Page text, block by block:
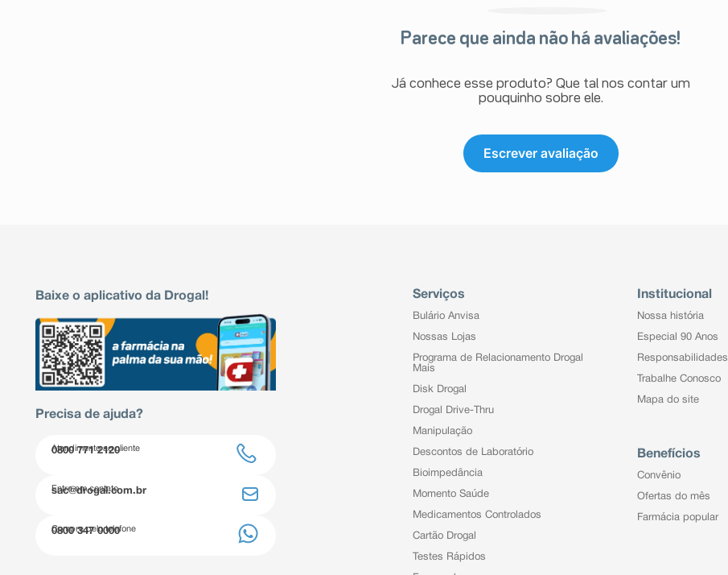
Parece que ainda não há avaliações!
Já conhece esse produto? Que tal nos contar um
pouquinho sobre ele.
Escrever avaliação
Baixe o aplicativo da Drogal!
Precisa de ajuda?
Atendimento ao cliente
0800 771 2120
Entre em contato
sac@drogal.com.br
Compre pelo telefone
0800 347 0000
Serviços
Bulário Anvisa
Nossas Lojas
Programa de Relacionamento Drogal
Mais
Disk Drogal
Drogal Drive-Thru
Manipulação
Descontos de Laboratório
Bioimpedância
Momento Saúde
Medicamentos Controlados
Cartão Drogal
Testes Rápidos
Institucional
Nossa história
Especial 90 Anos
Responsabilidades
Trabalhe Conosco
Mapa do site
Benefícios
Convênio
Ofertas do mês
Farmácia popular